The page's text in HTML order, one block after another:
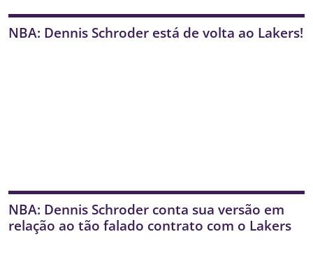
NBA: Dennis Schroder está de volta ao Lakers!
NBA: Dennis Schroder conta sua versão em
relação ao tão falado contrato com o Lakers